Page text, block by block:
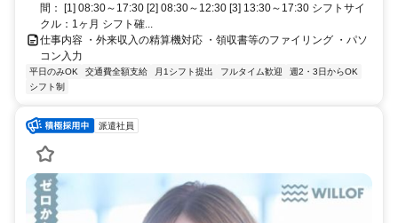
間： [1] 08:30～17:30 [2] 08:30～12:30 [3] 13:30～17:30 シフトサイ
クル：1ヶ月 シフト確...
仕事内容 ・外来収入の精算機対応 ・領収書等のファイリング ・パソ
コン入力
平日のみOK 交通費全額支給 月1シフト提出 フルタイム歓迎
週2・3日からOK
シフト制
派遣社員